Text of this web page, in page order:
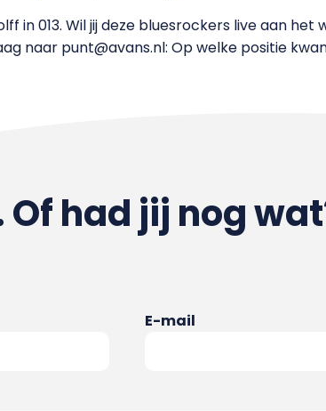
in 013. Wil jij deze bluesrockers live aan het
naar punt@avans.nl: Op welke positie
Of had jij nog
E-mail